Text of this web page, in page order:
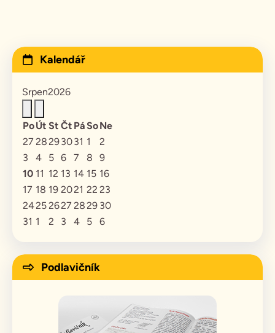
Kalendář
Srpen2026
PoÚt St Čt PáSoNe
27 28293031 1
2
3
4 5 6 7 8
9
10 11 12 13 14 15 16
17 18 19 2021 22 23
24252627 2829 30
31 1 2 3 4 5 6
Podlavičník